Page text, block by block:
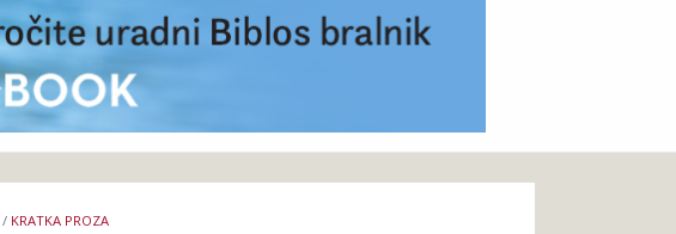
/ KRATKA PROZA